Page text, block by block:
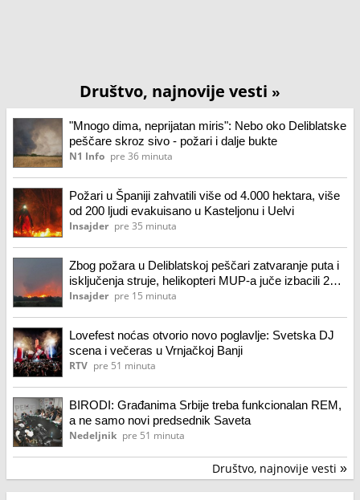
Društvo, najnovije vesti »
"Mnogo dima, neprijatan miris": Nebo oko Deliblatske
peščare skroz sivo - požari i dalje bukte
N1 Info pre 36 minuta
Požari u Španiji zahvatili više od 4.000 hektara, više
od 200 ljudi evakuisano u Kasteljonu i Uelvi
Insajder pre 35 minuta
Zbog požara u Deliblatskoj peščari zatvaranje puta i
isključenja struje, helikopteri MUP-a juče izbacili 270
tona vode
Insajder pre 15 minuta
Lovefest noćas otvorio novo poglavlje: Svetska DJ
scena i večeras u Vrnjačkoj Banji
RTV pre 51 minuta
BIRODI: Građanima Srbije treba funkcionalan REM,
a ne samo novi predsednik Saveta
Nedeljnik pre 51 minuta
Društvo, najnovije vesti »